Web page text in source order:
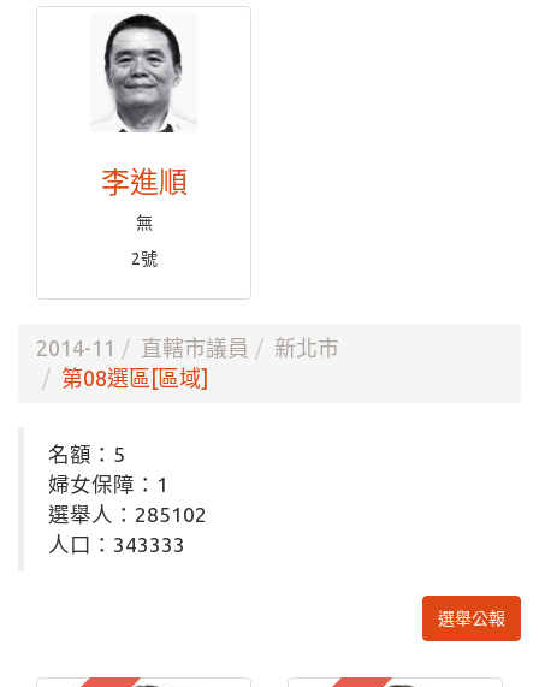
李進順
無
2號
2014-11 直轄市議員
新北市
第08選區[區域]
名額：5
婦女保障：1
選舉人：285102
人口：343333
選舉公報